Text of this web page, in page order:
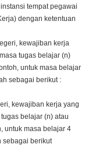
tempat pegawai
dengan ketentuan
kewajiban kerja
tugas belajar (n)
untuk masa belajar
sebagai berikut :
kewajiban kerja yang
belajar (n) atau
untuk masa belajar 4
sebagai berikut